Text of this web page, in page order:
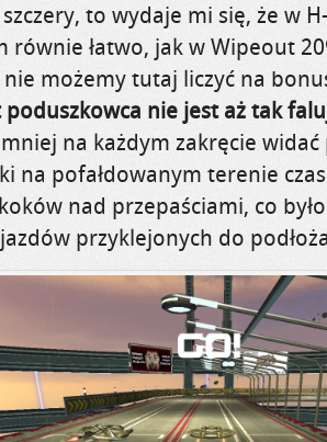
to wydaje mi się, że w
równie łatwo, jak wWipeout
nie możemy tutaj liczyć na
poduszkowca nie jest aż tak
na każdym zakręcie widać
na pofałdowanym terenie
nad przepaściami, co
przyklejonych do